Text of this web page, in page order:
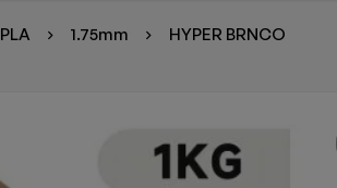
PLA 1.75mm HYPER BRNCO